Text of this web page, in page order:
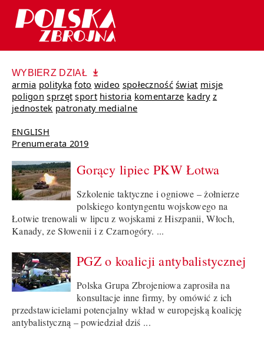
WYBIERZ DZIAŁ
armia polityka foto wideo społeczność świat misje
poligon sprzęt sport historia komentarze kadry z
jednostek patronaty medialne
ENGLISH
Prenumerata 2019
Gorący lipiec PKW Łotwa
Szkolenie taktyczne i ogniowe – żołnierze
polskiego kontyngentu wojskowego na
Łotwie trenowali w lipcu z wojskami z Hiszpanii, Włoch,
Kanady, ze Słowenii i z Czarnogóry. ...
PGZ o koalicji antybalistycznej
Polska Grupa Zbrojeniowa zaprosiła na
konsultacje inne firmy, by omówić z ich
przedstawicielami potencjalny wkład w europejską koalicję
antybalistyczną – powiedział dziś ...